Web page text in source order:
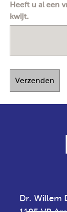
Heeft u al een
kwijt.
Verzenden
Dr. Willem